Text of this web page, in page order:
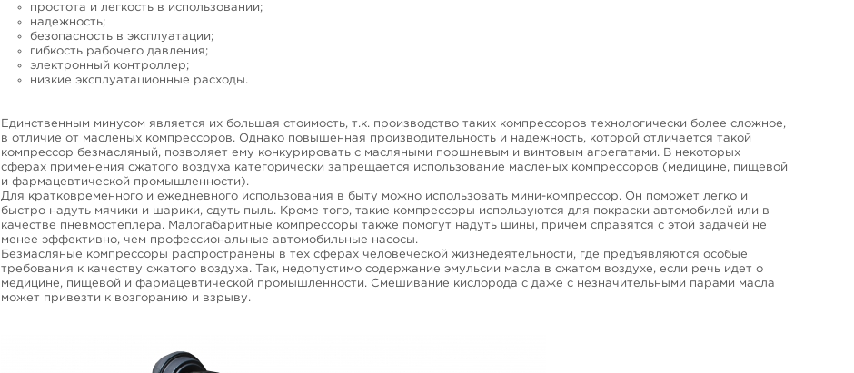
простота и легкость в использовании;
надежность;
безопасность в эксплуатации;
гибкость рабочего давления;
электронный контроллер;
низкие эксплуатационные расходы.
Единственным минусом является их большая стоимость, т.к. производство таких компрессоров технологически более сложное,
в отличие от масленых компрессоров. Однако повышенная производительность и надежность, которой отличается такой
компрессор безмасляный, позволяет ему конкурировать с масляными поршневым и винтовым агрегатами. В некоторых
сферах применения сжатого воздуха категорически запрещается использование масленых компрессоров (медицине, пищевой
и фармацевтической промышленности).
Для кратковременного и ежедневного использования в быту можно использовать мини-компрессор. Он поможет легко и
быстро надуть мячики и шарики, сдуть пыль. Кроме того, такие компрессоры используются для покраски автомобилей или в
качестве пневмостеплера. Малогабаритные компрессоры также помогут надуть шины, причем справятся с этой задачей не
менее эффективно, чем профессиональные автомобильные насосы.
Безмасляные компрессоры распространены в тех сферах человеческой жизнедеятельности, где предъявляются особые
требования к качеству сжатого воздуха. Так, недопустимо содержание эмульсии масла в сжатом воздухе, если речь идет о
медицине, пищевой и фармацевтической промышленности. Смешивание кислорода с даже с незначительными парами масла
может привезти к возгоранию и взрыву.